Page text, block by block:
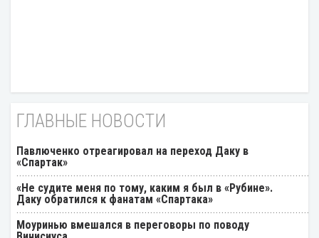
ГЛАВНЫЕ НОВОСТИ
Павлюченко отреагировал на переход Даку в
«Спартак»
«Не судите меня по тому, каким я был в «Рубине».
Даку обратился к фанатам «Спартака»
Моуринью вмешался в переговоры по поводу